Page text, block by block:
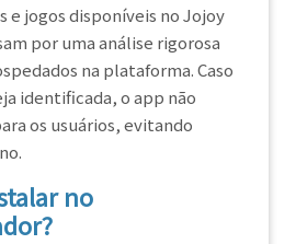
e jogos disponíveis no Jojoy
por uma análise rigorosa
na plataforma. Caso
identificada, o app não
os usuários, evitando
no